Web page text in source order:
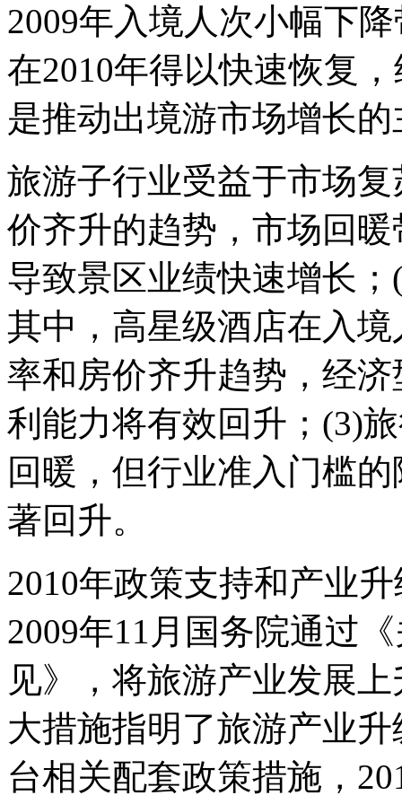
2009年入境人次小幅下
在2010年得以快速恢复
是推动出境游市场增长
旅游子行业受益于市场
价齐升的趋势，市场回
导致景区业绩快速增长
其中，高星级酒店在入
率和房价齐升趋势，经
利能力将有效回升；(3)
回暖，但行业准入门槛
著回升。
2010年政策支持和产业
2009年11月国务院通过
见》，将旅游产业发展
大措施指明了旅游产业
台相关配套政策措施，